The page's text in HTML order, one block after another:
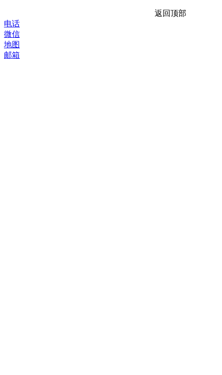
返回顶部
电话
微信
地图
邮箱